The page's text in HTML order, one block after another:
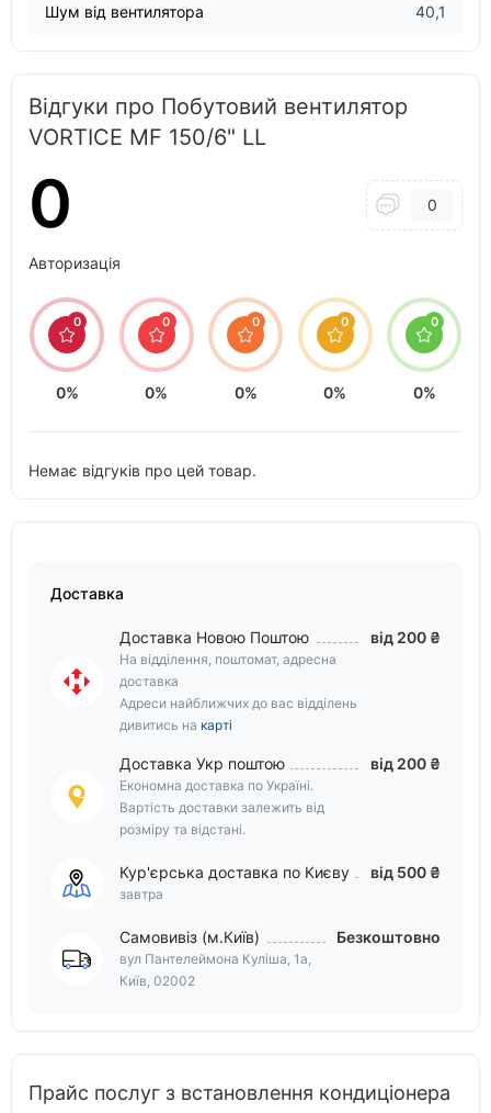
Шум від вентилятора 40,1
Відгуки про Побутовий вентилятор
VORTICE MF 150/6" LL
0 0
Авторизація
0
0%
0
0%
0
0%
0
0%
0
0%
Немає відгуків про цей товар.
Доставка
Доставка Новою Поштою
На відділення, поштомат, адресна
доставка
Адреси найближчих до вас відділень
дивитись на карті
від 200 ₴
Доставка Укр поштою
Економна доставка по Україні.
Вартість доставки залежить від
розміру та відстані.
від 200 ₴
Кур'єрська доставка по Києву
завтра
від 500 ₴
Самовивіз (м.Київ)
вул Пантелеймона Куліша, 1а,
Київ, 02002
Безкоштовно
Прайс послуг з встановлення кондиціонера